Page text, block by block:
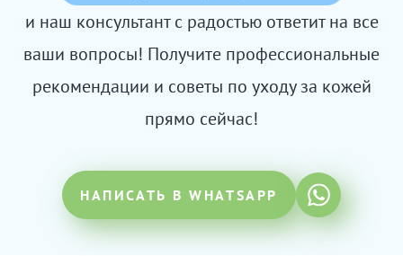
и наш консультант с радостью ответит на все
ваши вопросы! Получите профессиональные
рекомендации и советы по уходу за кожей
прямо сейчас!
НАПИСАТЬ В WHATSAPP